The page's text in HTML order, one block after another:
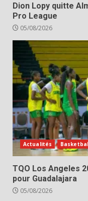
Dion Lopy quitte
Pro League
05/08/2026
Actualités
TQO Los Angeles
pour Guadalajara
05/08/2026